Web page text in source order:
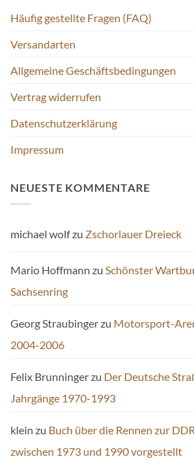
Häufig gestellte Fragen (FAQ)
Versandarten
Allgemeine Geschäftsbedingungen
Vertrag widerrufen
Datenschutzerklärung
Impressum
NEUESTE KOMMENTARE
michael wolfzu Zschorlauer Dreieck
Mario Hoffmann zu Schönster
Sachsenring
Georg Straubingerzu Motorsport-
2004-2006
Felix Brunningerzu Der Deutsche
Jahrgänge 1970-1993
klein zu Buch über die Rennen zur
zwischen 1973 und 1990 vorgestellt